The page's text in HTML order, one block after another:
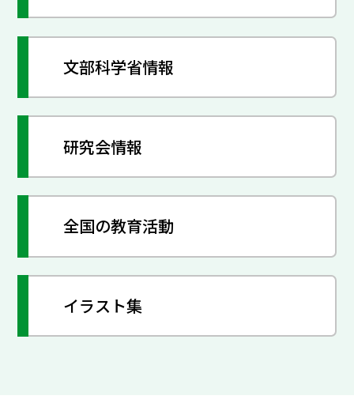
文部科学省情報
研究会情報
全国の教育活動
イラスト集